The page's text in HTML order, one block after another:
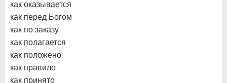
как оказывается
как перед Богом
как по заказу
как полагается
как положено
как правило
как принято